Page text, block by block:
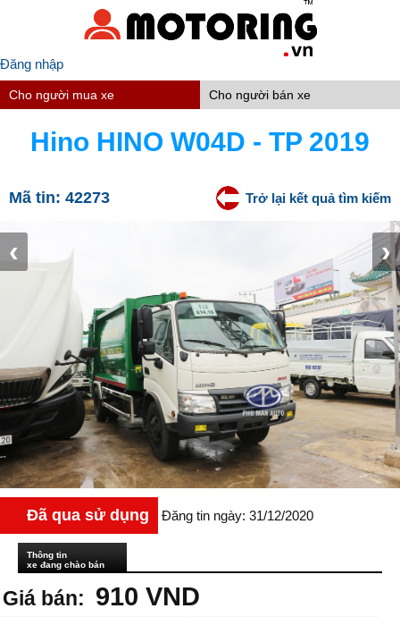
Đăng nhập
Cho người mua xe Cho người bán xe
Hino HINO W04D - TP 2019
Mã tin: 42273 Trở lại kết quả tìm kiếm
‹ ›
Đã qua sử dụng Đăng tin ngày: 31/12/2020
Thông tin
xe đang chào bán
Giá bán: 910 VND